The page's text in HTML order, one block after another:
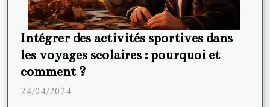
Intégrer des activités sportives dans
les voyages scolaires : pourquoi et
comment ?
24/04/2024